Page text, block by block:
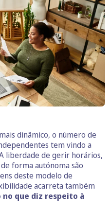
dinâmico, o número de
tem vindo a
liberdade de gerir horários,
forma autónoma são
deste modelo de
acarreta também
que diz respeito à